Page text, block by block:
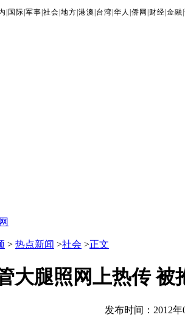
国际 |军事 |社会 |地方 |港澳 台湾 |华人 |侨网 财经 |金融 |
> 热点新闻 >社会 >正文
大腿照网上热传 被
发布时间：2012年